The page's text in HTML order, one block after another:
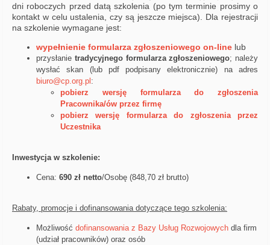
dni roboczych przed datą szkolenia (po tym terminie prosimy o
kontakt w celu ustalenia, czy są jeszcze miejsca). Dla rejestracji
na szkolenie wymagane jest:
wypełnienie formularza zgłoszeniowego on-line lub
przysłanie tradycyjnego formularza zgłoszeniowego; należy
wysłać skan (lub pdf podpisany elektronicznie) na adres
biuro@cp.org.pl :
pobierz wersję formularza do zgłoszenia
Pracownika/ów przez firmę
pobierz wersję formularza do zgłoszenia przez
Uczestnika
Inwestycja w szkolenie:
Cena: 690 zł netto/Osobę (848,70 zł brutto)
Rabaty, promocje i dofinansowania dotyczące tego szkolenia:
Możliwość dofinansowania z Bazy Usług Rozwojowych dla firm
(udział pracowników) oraz osób